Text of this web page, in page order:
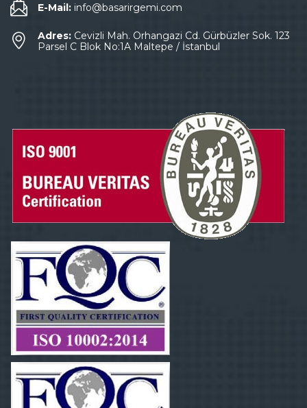
E-Mail: info@basarirgemi.com
Adres: Cevizli Mah. Orhangazi Cd. Gürbüzler Sok. 123
Parsel C Blok No:1A Maltepe / İstanbul